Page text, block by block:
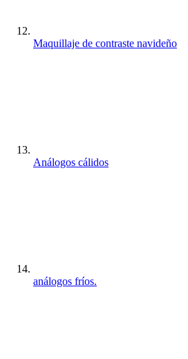
Maquillaje de contraste navideño
Análogos cálidos
análogos fríos.